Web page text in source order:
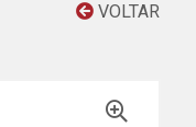
VOLTAR